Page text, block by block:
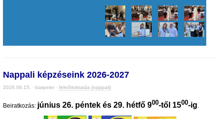
Nappali képzéseink 2026-2027
2026.06.15. · barpeter · felnőttoktatás (nappali)
Beiratkozás: június 26. péntek és 29. hétfő 900-től 1500-ig.